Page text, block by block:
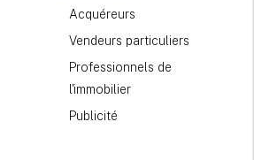
Acquéreurs
Vendeurs particuliers
Professionnels de
l'immobilier
Publicité